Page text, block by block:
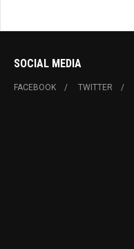
SOCIAL MEDIA
FACEBOOK TWITTER